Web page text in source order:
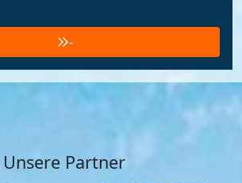
-
Unsere Partner